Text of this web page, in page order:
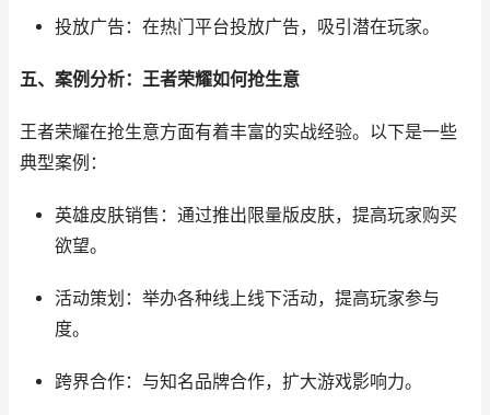
投放广告：在热门平台投放广告，吸引潜在玩家。
五、案例分析：王者荣耀如何抢生意
王者荣耀在抢生意方面有着丰富的实战经验。以下是一些
典型案例：
英雄皮肤销售：通过推出限量版皮肤，提高玩家购买
欲望。
活动策划：举办各种线上线下活动，提高玩家参与
度。
跨界合作：与知名品牌合作，扩大游戏影响力。